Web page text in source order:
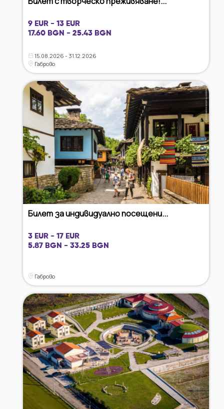
9 EUR - 13 EUR
17.60 BGN - 25.43 BGN
15.08.2026 - 31.12.2026
Габрово
Билет за индивидуално посещени...
3 EUR - 17 EUR
5.87 BGN - 33.25 BGN
Габрово